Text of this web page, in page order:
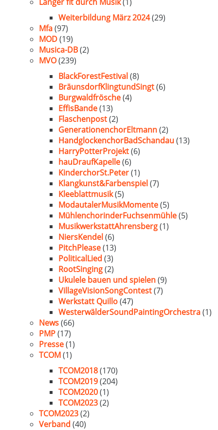
Weiterbildung März 2024(29)
Mfa(97)
MOD(19)
Musica-DB(2)
MVO(239)
BlackForestFestival(8)
BräunsdorfKlingtundSingt(6)
Burgwaldfrösche(4)
EffisBande(13)
Flaschenpost(2)
GenerationenchorEltmann(2)
HandglockenchorBadSchandau(13)
HarryPotterProjekt(6)
hauDraufKapelle(6)
KinderchorSt.Peter(1)
Klangkunst&Farbenspiel(7)
Kleeblattmusik(5)
ModautalerMusikMomente(5)
MühlenchorinderFuchsenmühle(5)
MusikwerkstattAhrensberg(1)
NiersKendel(6)
PitchPlease(13)
PoliticalLied (3)
RootSinging(2)
Ukulele bauen und spielen(9)
VillageVisionSongContest(7)
Werkstatt Quillo(47)
WesterwälderSoundPaintingOrchestra(1)
News(66)
PMP(17)
Presse(1)
TCOM(1)
TCOM2018(170)
TCOM2019(204)
TCOM2020(1)
TCOM2023(2)
TCOM2023(2)
Verband (40)